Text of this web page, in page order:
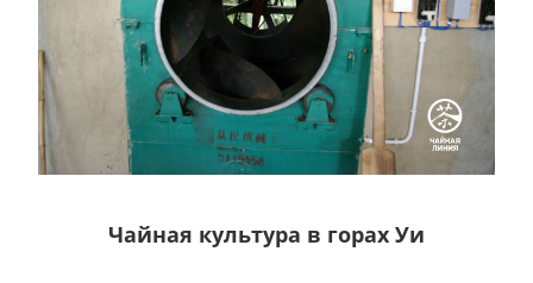
Чайная культура в горах Уи